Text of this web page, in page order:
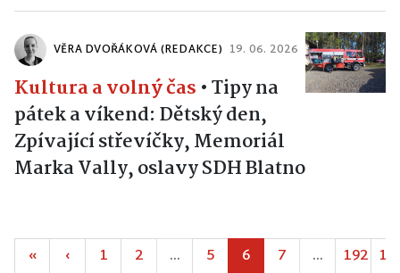
VĚRA DVOŘÁKOVÁ (REDAKCE) 19. 06. 2026
Kultura a volný čas •Tipy na
pátek a víkend: Dětský den,
Zpívající střevíčky, Memoriál
Marka Vally, oslavy SDH Blatno
« ‹ 1 2 ... 5 6 7 ... 192